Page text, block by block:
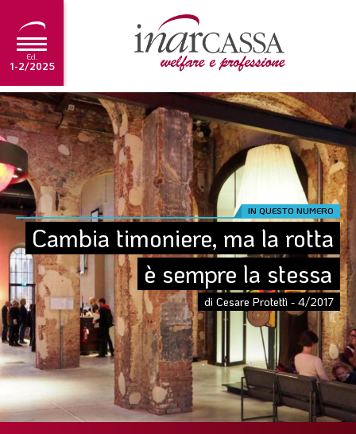
Ed.
1-2/2025
NEWS
EDITORIALE
TUTORIAL
SCADENZARIO
ARCHIVIO
Ultima edizione
1-2/2025
SOMMARIO
EDITORIALE
PREVIDENZA
IN QUESTO NUMERO
Cambia timoniere, ma la rotta
è sempre la stessa
di Cesare Protettì - 4/2017